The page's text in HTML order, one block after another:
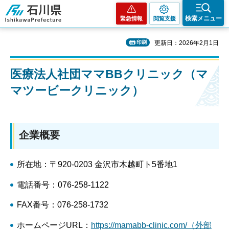
石川県
緊急情報 閲覧支援 検索メニュー
印刷 更新日：2026年2月1日
医療法人社団ママBBクリニック（マ
マツービークリニック）
企業概要
所在地：〒920-0203 金沢市木越町ト5番地1
電話番号：076-258-1122
FAX番号：076-258-1732
ホームページURL： https://mamabb-clinic.com/（外部